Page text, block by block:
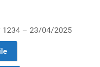
1234 – 23/04/2025